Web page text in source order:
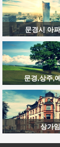
문경시 아
문경,상주,
상가